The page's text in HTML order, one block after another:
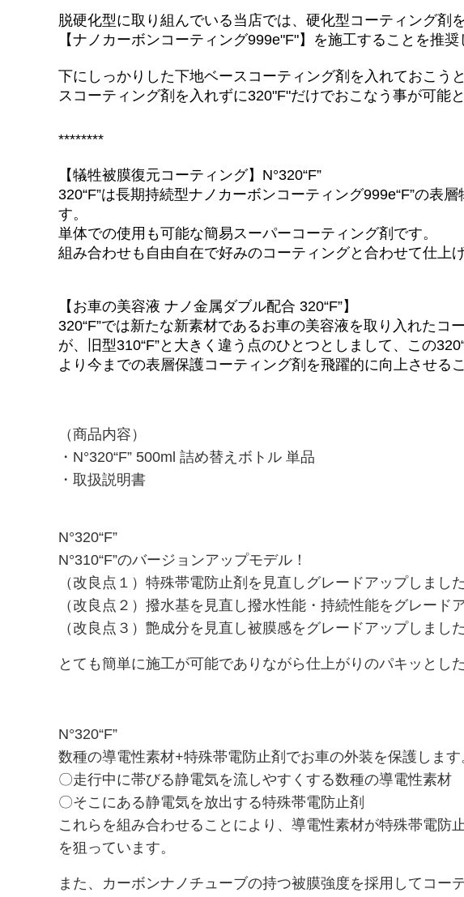
内窓クリーナー
マイクロヴァージンクロス
鉄粉除去ネンド関連
【ホイールクリーナー】鉄粉除去剤
【タイヤコーティング】
バフ[ウール・ウレタン]
容器＆スプレー
コットンバッグ
酸性スケール除去剤【取扱注意】
脱硬化型に取り組んでいる当店では、硬化型コーティング剤
【ナノカーボンコーティング999e"F"】を施工することを推奨
下にしっかりした下地ベースコーティング剤を入れておこう
スコーティング剤を入れずに320"F"だけでおこなう事が可能
********
【犠牲被膜復元コーティング】N°320“F”
320“F”は長期持続型ナノカーボンコーティング999e“F”の表
す。
単体での使用も可能な簡易スーパーコーティング剤です。
組み合わせも自由自在で好みのコーティングと合わせて仕上げ
【お車の美容液 ナノ金属ダブル配合 320“F”】
320“F”では新たな新素材であるお車の美容液を取り入れた
が、旧型310“F”と大きく違う点のひとつとしまして、この
より今までの表層保護コーティング剤を飛躍的に向上させる
（商品内容）
・N°320“F” 500ml 詰め替えボトル 単品
・取扱説明書
N°320“F”
N°310“F”のバージョンアップモデル！
（改良点１）特殊帯電防止剤を見直しグレードアップしました
（改良点２）撥水基を見直し撥水性能・持続性能をグレード
（改良点３）艶成分を見直し被膜感をグレードアップしました
とても簡単に施工が可能でありながら仕上がりのパキッとし
N°320“F”
数種の導電性素材+特殊帯電防止剤でお車の外装を保護します
〇走行中に帯びる静電気を流しやすくする数種の導電性素材
〇そこにある静電気を放出する特殊帯電防止剤
これらを組み合わせることにより、導電性素材が特殊帯電防
を狙っています。
また、カーボンナノチューブの持つ被膜強度を採用してコー